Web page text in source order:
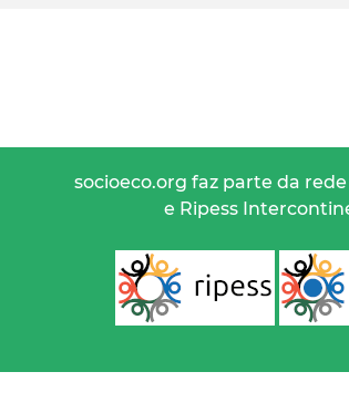
socioeco.org faz parte da
e Ripess